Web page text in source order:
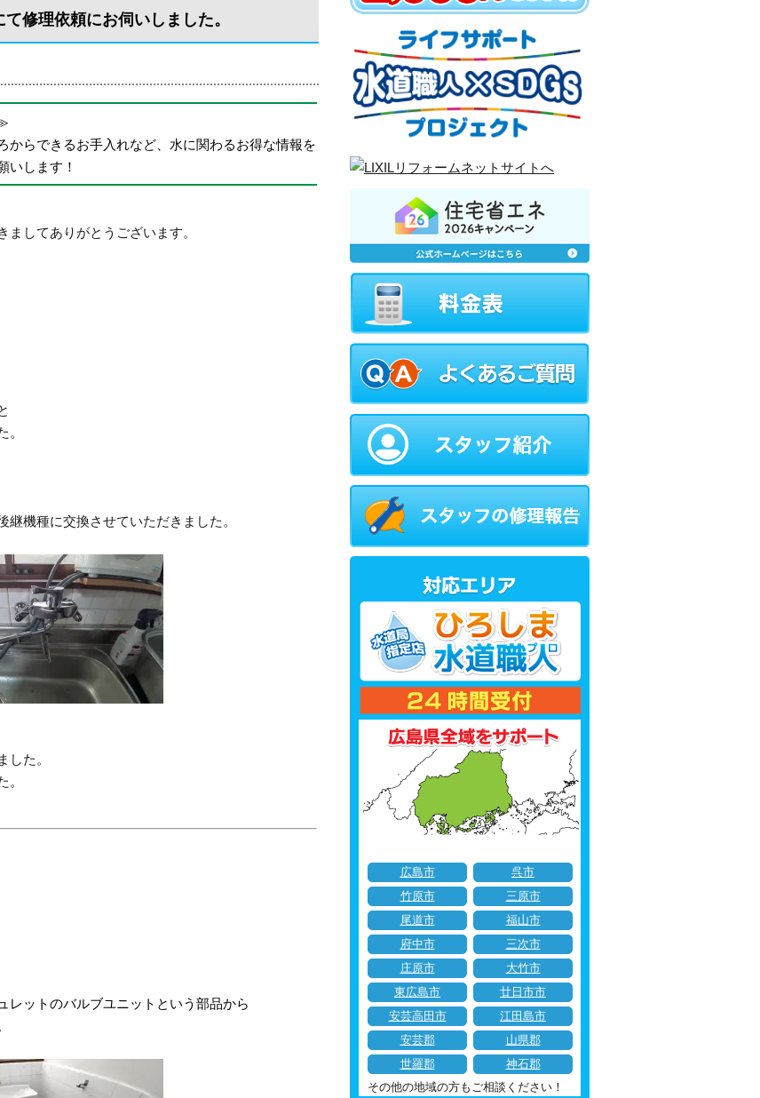
修理依頼にお伺いしました。
からできるお手入れなど、水に関わるお得な情報を
いします！
してありがとうございます。
。
機種に交換させていただきました。
した。
。
レットのバルブユニットという部品から
広島市
呉市
竹原市
三原市
尾道市
福山市
府中市
三次市
庄原市
大竹市
東広島市
廿日市市
安芸高田市
江田島市
安芸郡
山県郡
世羅郡
神石郡
その他の地域の方もご相談ください！